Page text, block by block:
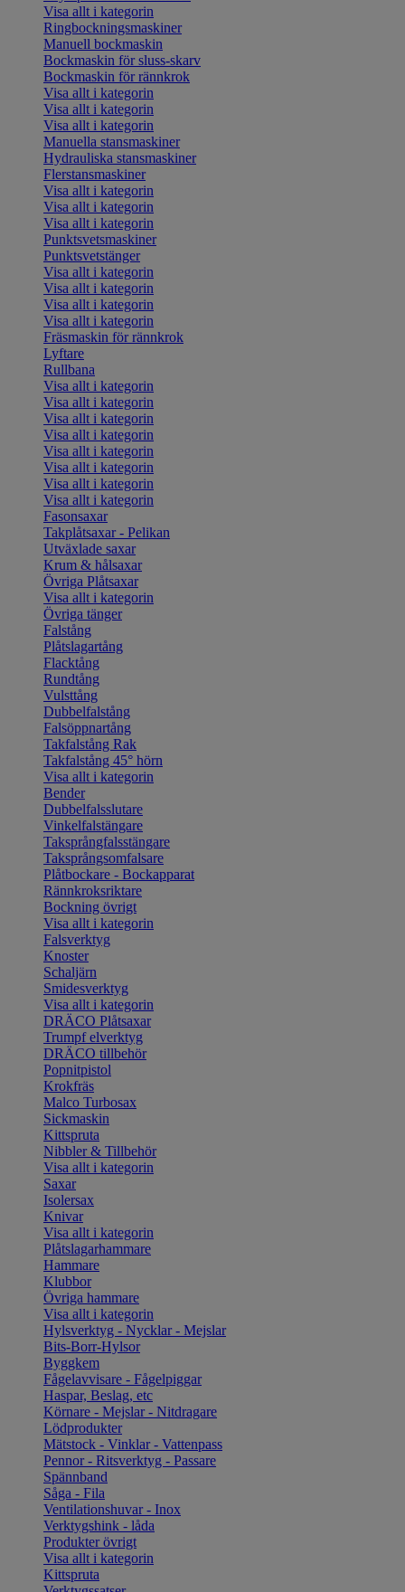
Visa allt i kategorin
Ringbockningsmaskiner
Manuell bockmaskin
Bockmaskin för sluss-skarv
Bockmaskin för rännkrok
Visa allt i kategorin
Visa allt i kategorin
Visa allt i kategorin
Manuella stansmaskiner
Hydrauliska stansmaskiner
Flerstansmaskiner
Visa allt i kategorin
Visa allt i kategorin
Visa allt i kategorin
Punktsvetsmaskiner
Punktsvetstänger
Visa allt i kategorin
Visa allt i kategorin
Visa allt i kategorin
Visa allt i kategorin
Fräsmaskin för rännkrok
Lyftare
Rullbana
Visa allt i kategorin
Visa allt i kategorin
Visa allt i kategorin
Visa allt i kategorin
Visa allt i kategorin
Visa allt i kategorin
Visa allt i kategorin
Visa allt i kategorin
Fasonsaxar
Takplåtsaxar - Pelikan
Utväxlade saxar
Krum & hålsaxar
Övriga Plåtsaxar
Visa allt i kategorin
Övriga tänger
Falstång
Plåtslagartång
Flacktång
Rundtång
Vulsttång
Dubbelfalstång
Falsöppnartång
Takfalstång Rak
Takfalstång 45° hörn
Visa allt i kategorin
Bender
Dubbelfalsslutare
Vinkelfalstängare
Taksprångfalsstängare
Taksprångsomfalsare
Plåtbockare - Bockapparat
Rännkroksriktare
Bockning övrigt
Visa allt i kategorin
Falsverktyg
Knoster
Schaljärn
Smidesverktyg
Visa allt i kategorin
DRÄCO Plåtsaxar
Trumpf elverktyg
DRÄCO tillbehör
Popnitpistol
Krokfräs
Malco Turbosax
Sickmaskin
Kittspruta
Nibbler & Tillbehör
Visa allt i kategorin
Saxar
Isolersax
Knivar
Visa allt i kategorin
Plåtslagarhammare
Hammare
Klubbor
Övriga hammare
Visa allt i kategorin
Hylsverktyg - Nycklar - Mejslar
Bits-Borr-Hylsor
Byggkem
Fågelavvisare - Fågelpiggar
Haspar, Beslag, etc
Körnare - Mejslar - Nitdragare
Lödprodukter
Mätstock - Vinklar - Vattenpass
Pennor - Ritsverktyg - Passare
Spännband
Såga - Fila
Ventilationshuvar - Inox
Verktygshink - låda
Produkter övrigt
Visa allt i kategorin
Kittspruta